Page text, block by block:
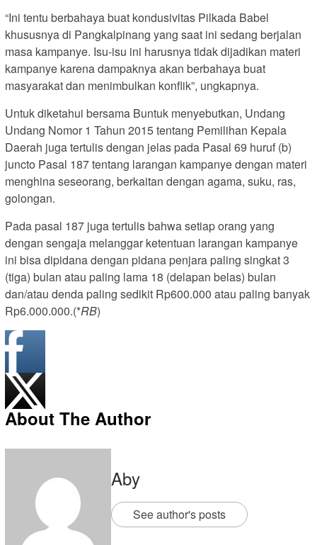
“Ini tentu berbahaya buat kondusivitas Pilkada Babel
khususnya di Pangkalpinang yang saat ini sedang berjalan
masa kampanye. Isu-isu ini harusnya tidak dijadikan materi
kampanye karena dampaknya akan berbahaya buat
masyarakat dan menimbulkan konflik”, ungkapnya.
Untuk diketahui bersama Buntuk menyebutkan, Undang
Undang Nomor 1 Tahun 2015 tentang Pemilihan Kepala
Daerah juga tertulis dengan jelas pada Pasal 69 huruf (b)
juncto Pasal 187 tentang larangan kampanye dengan materi
menghina seseorang, berkaitan dengan agama, suku, ras,
golongan.
Pada pasal 187 juga tertulis bahwa setiap orang yang
dengan sengaja melanggar ketentuan larangan kampanye
ini bisa dipidana dengan pidana penjara paling singkat 3
(tiga) bulan atau paling lama 18 (delapan belas) bulan
dan/atau denda paling sedikit Rp600.000 atau paling banyak
Rp6.000.000.(*RB)
About The Author
Aby
See author's posts